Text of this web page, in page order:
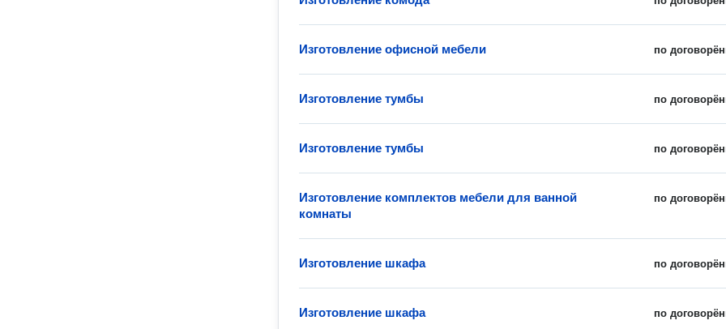
по
Изготовление офисной мебели
по
Изготовление тумбы
по
Изготовление тумбы
по
Изготовление комплектов мебели для ванной
комнаты
по
Изготовление шкафа
по
Изготовление шкафа